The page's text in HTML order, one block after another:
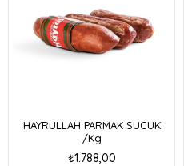
HAYRULLAH PARMAK SUCUK
/Kg
₺1.788,00